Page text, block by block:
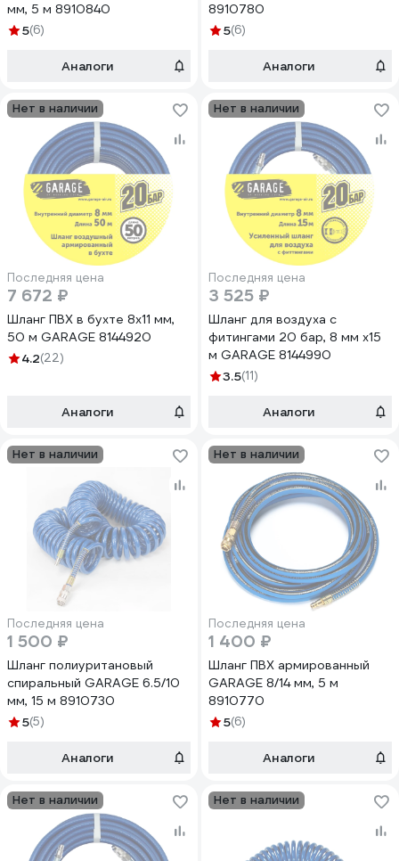
мм, 5 м 8910840
5(6)
Аналоги
8910780
5(6)
Аналоги
Нет в наличии
Последняя цена
7 672 ₽
Шланг ПВХ в бухте 8х11 мм,
50 м GARAGE 8144920
4.2(22)
Аналоги
Нет в наличии
Последняя цена
3 525 ₽
Шланг для воздуха с
фитингами 20 бар, 8 мм х15
м GARAGE 8144990
3.5(11)
Аналоги
Нет в наличии
Последняя цена
1 500 ₽
Шланг полиуритановый
спиральный GARAGE 6.5/10
мм, 15 м 8910730
5(5)
Аналоги
Нет в наличии
Последняя цена
1 400 ₽
Шланг ПВХ армированный
GARAGE 8/14 мм, 5 м
8910770
5(6)
Аналоги
Нет в наличии Нет в наличии